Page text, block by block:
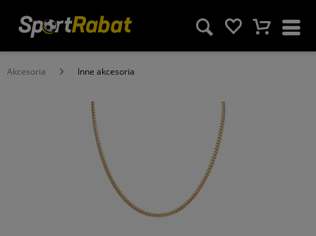
Akcesoria Inne akcesoria